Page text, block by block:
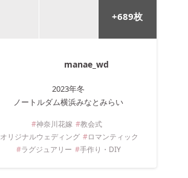
+689枚
manae_wd
2023年冬
ノートルダム横浜みなとみらい
神奈川花嫁
教会式
オリジナルウェディング
ロマンティック
ラグジュアリー
手作り・DIY